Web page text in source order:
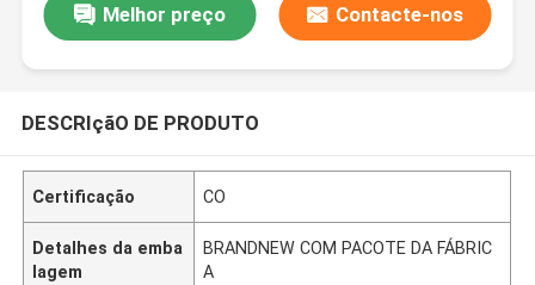
Melhor preço Contacte-nos
DESCRIçãO DE PRODUTO
Certificação CO
Detalhes da emba
lagem
BRANDNEW COM PACOTE DA FÁBRIC
A